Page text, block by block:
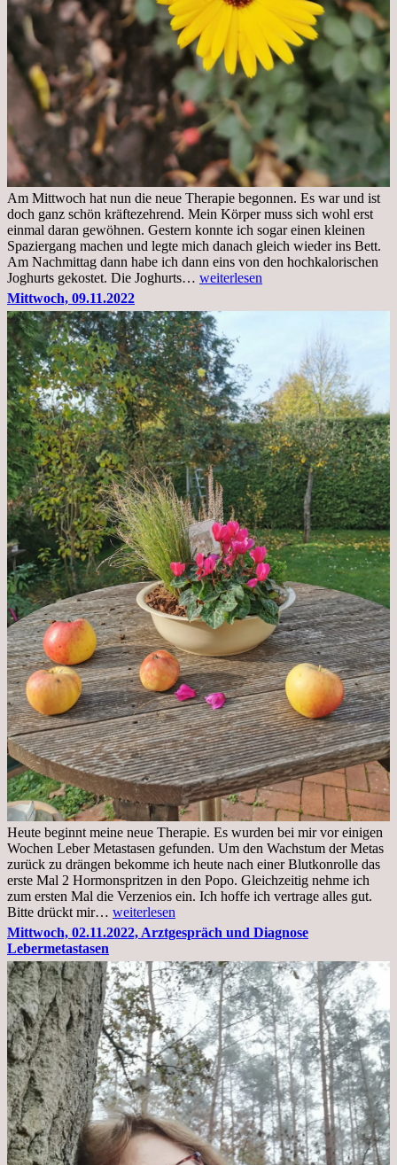
Am Mittwoch hat nun die neue Therapie begonnen. Es war und ist
doch ganz schön kräftezehrend. Mein Körper muss sich wohl erst
einmal daran gewöhnen. Gestern konnte ich sogar einen kleinen
Spaziergang machen und legte mich danach gleich wieder ins Bett.
Am Nachmittag dann habe ich dann eins von den hochkalorischen
Joghurts gekostet. Die Joghurts… Freitag,
Therapie
Beginn
gut
überstanden
weiterlesen
Mittwoch, 09.11.2022
Heute beginnt meine neue Therapie. Es wurden bei mir vor einigen
Wochen Leber Metastasen gefunden. Um den Wachstum der Metas
zurück zu drängen bekomme ich heute nach einer Blutkonrolle das
erste Mal 2 Hormonspritzen in den Popo. Gleichzeitig nehme ich
zum ersten Mal die Verzenios ein. Ich hoffe ich vertrage alles gut.
Bitte drückt mir… Mittwoch,
09.11.2022
weiterlesen
Mittwoch, 02.11.2022, Arztgespräch und Diagnose
Lebermetastasen